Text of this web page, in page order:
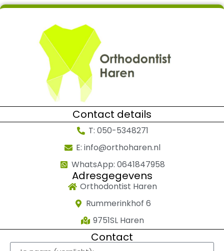
Contact details
T: 050-5348271
E: info@orthoharen.nl
WhatsApp: 0641847958
Adresgegevens
Orthodontist Haren
Rummerinkhof 6
9751SL Haren
Contact